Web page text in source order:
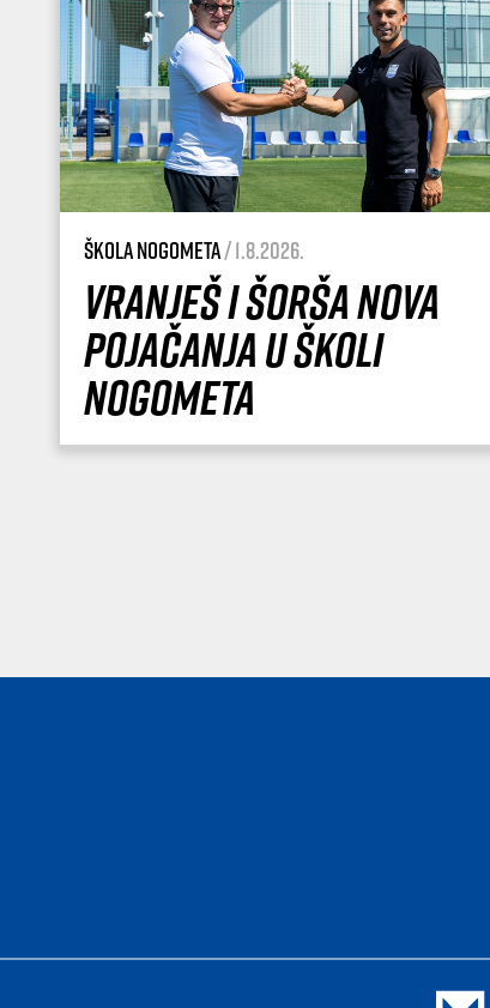
Škola nogometa/ 1.8.2026.
Vranješ i Šorša nova
pojačanja u Školi
nogometa